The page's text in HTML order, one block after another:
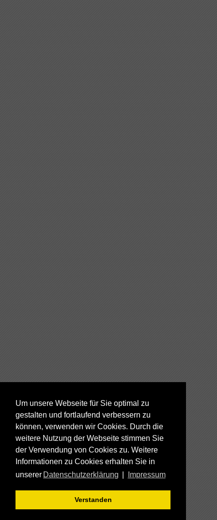
Um unsere Webseite für Sie optimal zu
gestalten und fortlaufend verbessern zu
können, verwenden wir Cookies. Durch die
weitere Nutzung der Webseite stimmen Sie
der Verwendung von Cookies zu. Weitere
Informationen zu Cookies erhalten Sie in
unserer Datenschutzerklärung Impressum
Verstanden